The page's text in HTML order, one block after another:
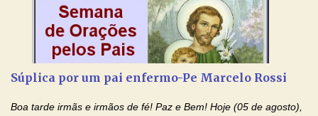
orações com o Padre Marcelo. Não desista do milagre, da cura;
tenha fé, creia firmemente e ore incessantemente até que o
Kairós aconteça em sua vida. Fique no Amor Ágape de Jesus e
Mensagem do Padre Marcelo Rossi por E-mail: Amados!! Nesta
quarta feira, vamos orar pelas pessoas que sofrem com as
Súplica por um pai enfermo-Pe Marcelo Rossi
Boa tarde irmãs e irmãos de fé! Paz e Bem! Hoje (05 de agosto),